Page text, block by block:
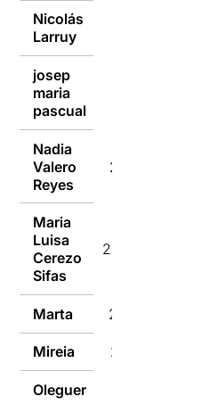
Nicolás
Larruy
josep
maria
pascual
Nadia
Valero
Reyes
29/12/2016
Maria
Luisa
Cerezo
Sifas
29/12/2016
Marta 29/12/2016
Mireia 29/12/2016
Oleguer